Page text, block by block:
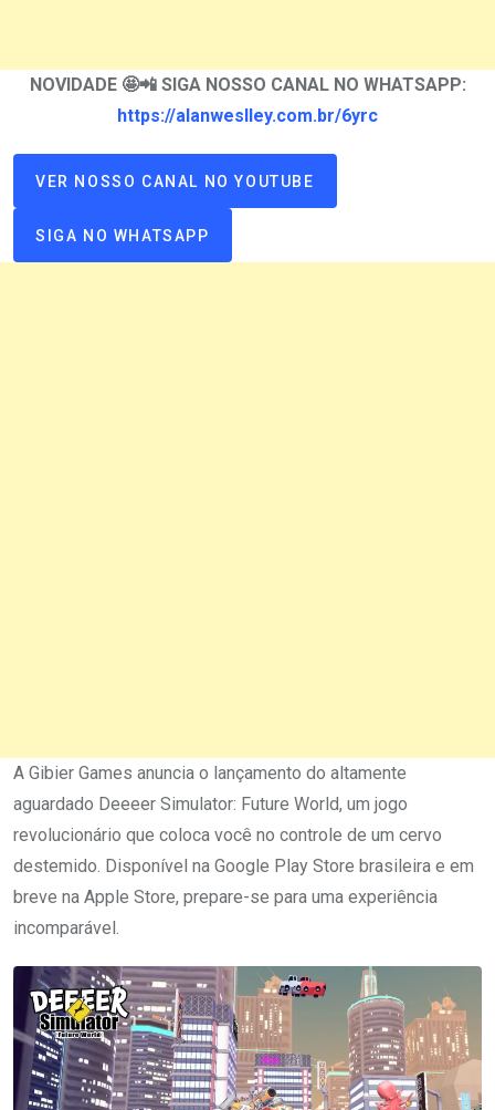
NOVIDADE 🤩📲 SIGA NOSSO CANAL NO WHATSAPP:
https://alanweslley.com.br/6yrc
VER NOSSO CANAL NO YOUTUBE
SIGA NO WHATSAPP
A Gibier Games anuncia o lançamento do altamente
aguardado Deeeer Simulator: Future World, um jogo
revolucionário que coloca você no controle de um cervo
destemido. Disponível na Google Play Store brasileira e em
breve na Apple Store, prepare-se para uma experiência
incomparável.